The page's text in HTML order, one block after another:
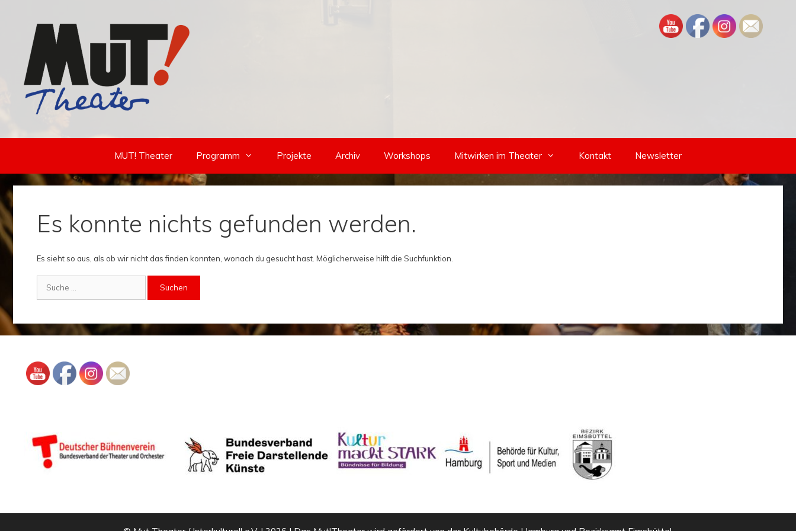
MUT! Theater Programm Projekte Archiv Workshops Mitwirken im Theater Kontakt Newsletter
Es konnte nichts gefunden werden.
Es sieht so aus, als ob wir nicht das finden konnten, wonach du gesucht hast. Möglicherweise hilft die Suchfunktion.
nach: